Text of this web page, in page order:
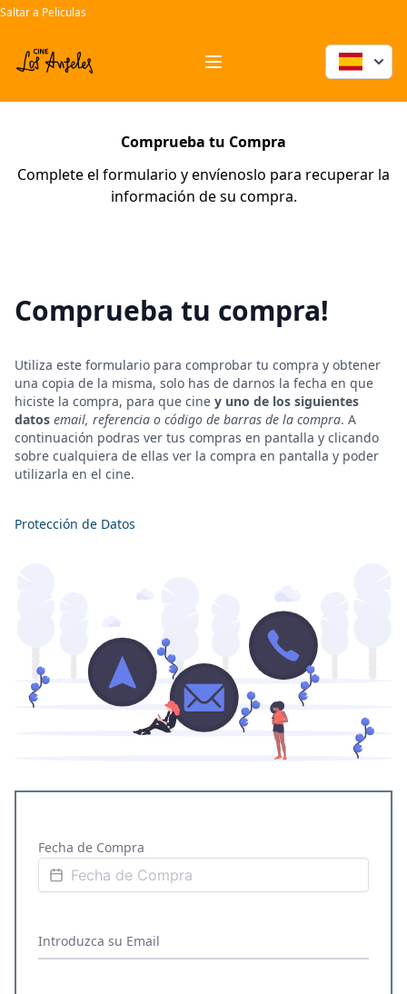
Saltar a Peliculas
Workflow
Open menu
Comprueba tu Compra
Complete el formulario y envíenoslo para recuperar la
información de su compra.
Comprueba tu compra!
Utiliza este formulario para comprobar tu compra y obtener
una copia de la misma, solo has de darnos la fecha en que
hiciste la compra, para que cine y uno de los siguientes
datos email, referencia o código de barras de la compra. A
continuación podras ver tus compras en pantalla y clicando
sobre cualquiera de ellas ver la compra en pantalla y poder
utilizarla en el cine.
Protección de Datos
Fecha de Compra
Introduzca su Email